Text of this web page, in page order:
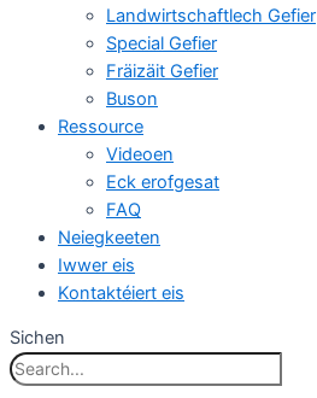
Landwirtschaftlech Gefier
Special Gefier
Fräizäit Gefier
Buson
Ressource
Videoen
Eck erofgesat
FAQ
Neiegkeeten
Iwwer eis
Kontaktéiert eis
Sichen